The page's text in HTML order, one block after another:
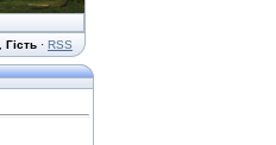
Гість · RSS